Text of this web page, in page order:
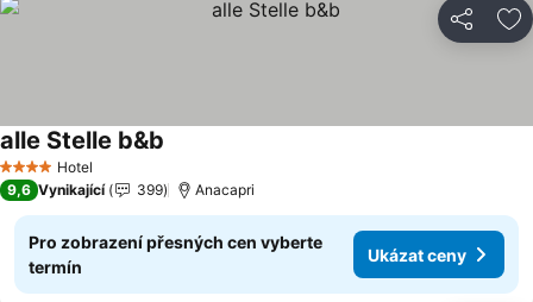
Sdílet
4 Počet hvězdiček
Hotel
alle Stelle b&b
9,6 Vynikající 399 Anacapri
Pro zobrazení přesných cen vyberte
termín
Ukázat ceny